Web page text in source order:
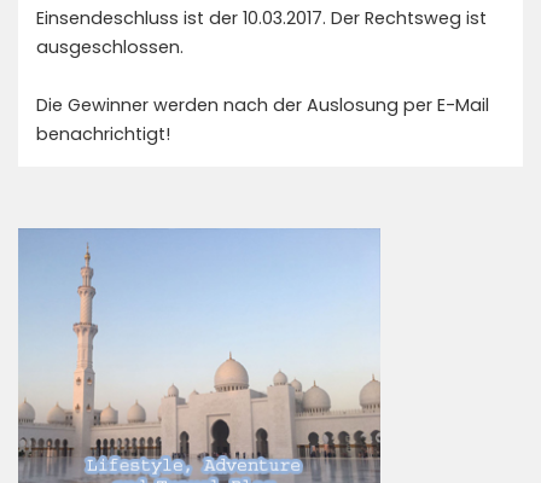
Einsendeschluss ist der 10.03.2017. Der Rechtsweg ist
ausgeschlossen.
Die Gewinner werden nach der Auslosung per E-Mail
benachrichtigt!